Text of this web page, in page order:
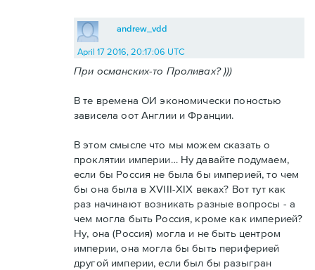
andrew_vdd
April 17 2016, 20:17:06 UTC
При османских-то Проливах? )))
В те времена ОИ экономически поностью
зависела оот Англии и Франции.
В этом смысле что мы можем сказать о
проклятии империи… Ну давайте подумаем,
если бы Россия не была бы империей, то чем
бы она была в XVIII-XIX веках? Вот тут как
раз начинают возникать разные вопросы - а
чем могла быть Россия, кроме как империей?
Ну, она (Россия) могла и не быть центром
империи, она могла бы быть периферией
другой империи, если был бы разыгран